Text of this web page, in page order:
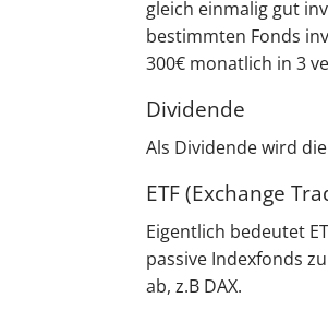
gleich einmalig gut
bestimmten Fonds
300€ monatlich in 3
Dividende
Als Dividende wird
ETF (Exchange
Eigentlich bedeutet
passive Indexfonds
ab, z.B DAX.